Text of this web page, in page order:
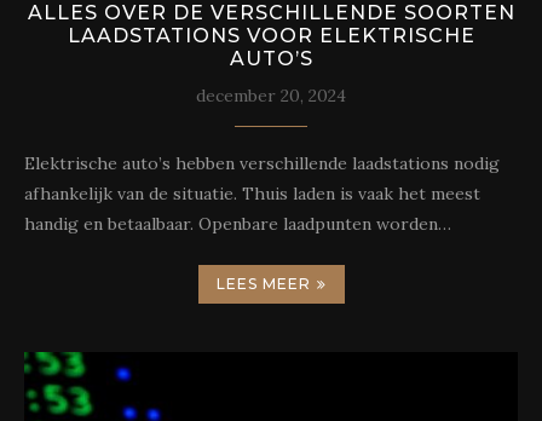
ALLES OVER DE VERSCHILLENDE SOORTEN
LAADSTATIONS VOOR ELEKTRISCHE
AUTO’S
december 20, 2024
Elektrische auto’s hebben verschillende laadstations nodig
afhankelijk van de situatie. Thuis laden is vaak het meest
handig en betaalbaar. Openbare laadpunten worden…
LEES MEER